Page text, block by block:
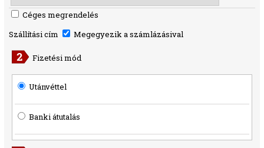
Céges megrendelés
Szállítási cím
Megegyezik a számlázásival
Fizetési mód
Utánvéttel
Banki átutalás